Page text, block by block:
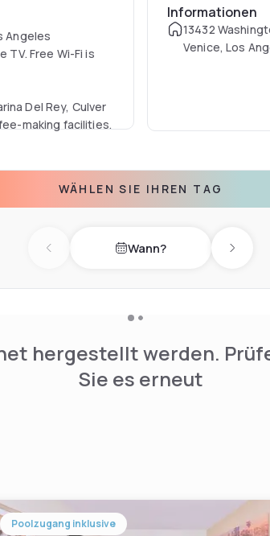
Angeles
Free Wi-Fi is
Del Rey, Culver
making facilities.
Informationen
13432
Venice, Los
WÄHLEN SIE IHREN TAG
Previous day Wann? Next
hergestellt werden.
Sie es erneut
Poolzugang inklusive